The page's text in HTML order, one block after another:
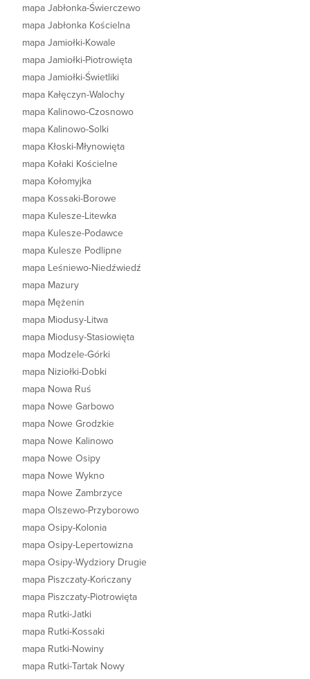
mapa Jabłonka-Świerczewo
mapa Jabłonka Kościelna
mapa Jamiołki-Kowale
mapa Jamiołki-Piotrowięta
mapa Jamiołki-Świetliki
mapa Kałęczyn-Walochy
mapa Kalinowo-Czosnowo
mapa Kalinowo-Solki
mapa Kłoski-Młynowięta
mapa Kołaki Kościelne
mapa Kołomyjka
mapa Kossaki-Borowe
mapa Kulesze-Litewka
mapa Kulesze-Podawce
mapa Kulesze Podlipne
mapa Leśniewo-Niedźwiedź
mapa Mazury
mapa Mężenin
mapa Miodusy-Litwa
mapa Miodusy-Stasiowięta
mapa Modzele-Górki
mapa Niziołki-Dobki
mapa Nowa Ruś
mapa Nowe Garbowo
mapa Nowe Grodzkie
mapa Nowe Kalinowo
mapa Nowe Osipy
mapa Nowe Wykno
mapa Nowe Zambrzyce
mapa Olszewo-Przyborowo
mapa Osipy-Kolonia
mapa Osipy-Lepertowizna
mapa Osipy-Wydziory Drugie
mapa Piszczaty-Kończany
mapa Piszczaty-Piotrowięta
mapa Rutki-Jatki
mapa Rutki-Kossaki
mapa Rutki-Nowiny
mapa Rutki-Tartak Nowy